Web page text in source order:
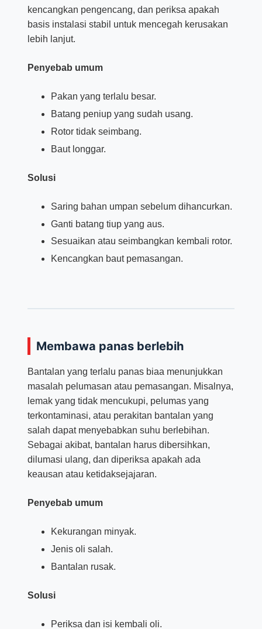
kencangkan pengencang, dan periksa apakah
basis instalasi stabil untuk mencegah kerusakan
lebih lanjut.
Penyebab umum
Pakan yang terlalu besar.
Batang peniup yang sudah usang.
Rotor tidak seimbang.
Baut longgar.
Solusi
Saring bahan umpan sebelum dihancurkan.
Ganti batang tiup yang aus.
Sesuaikan atau seimbangkan kembali rotor.
Kencangkan baut pemasangan.
Membawa panas berlebih
Bantalan yang terlalu panas biaa menunjukkan
masalah pelumasan atau pemasangan. Misalnya,
lemak yang tidak mencukupi, pelumas yang
terkontaminasi, atau perakitan bantalan yang
salah dapat menyebabkan suhu berlebihan.
Sebagai akibat, bantalan harus dibersihkan,
dilumasi ulang, dan diperiksa apakah ada
keausan atau ketidaksejajaran.
Penyebab umum
Kekurangan minyak.
Jenis oli salah.
Bantalan rusak.
Solusi
Periksa dan isi kembali oli.